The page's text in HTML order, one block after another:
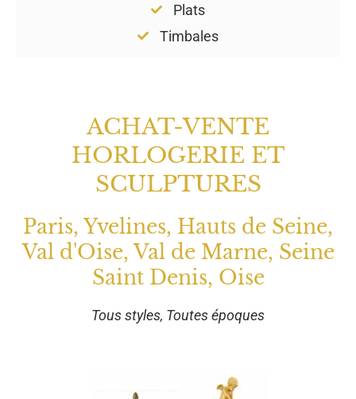
Plats
Timbales
ACHAT-VENTE
HORLOGERIE ET
SCULPTURES
Paris, Yvelines, Hauts de Seine,
Val d'Oise, Val de Marne, Seine
Saint Denis, Oise
Tous styles, Toutes époques